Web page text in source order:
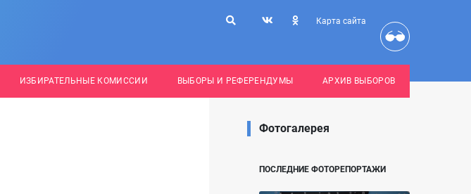
Карта сайта
ИЗБИРАТЕЛЬНЫЕ КОМИССИИ ВЫБОРЫ И РЕФЕРЕНДУМЫ АРХИВ ВЫБОРОВ
Фотогалерея
ПОСЛЕДНИЕ ФОТОРЕПОРТАЖИ